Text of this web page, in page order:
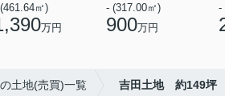
㎡)
万円
- (317.00㎡)
900万円
-
土地(売買)一覧 吉田土地 約149坪